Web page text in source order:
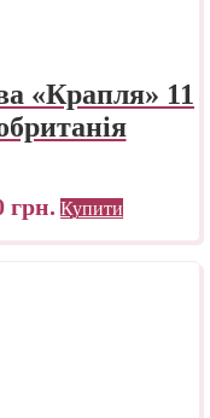
«Крапля» 11
грн. Купити